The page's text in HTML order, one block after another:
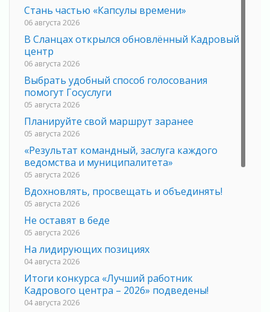
Стань частью «Капсулы времени»
06 августа 2026
В Сланцах открылся обновлённый Кадровый
центр
06 августа 2026
Выбрать удобный способ голосования
помогут Госуслуги
05 августа 2026
Планируйте свой маршрут заранее
05 августа 2026
«Результат командный, заслуга каждого
ведомства и муниципалитета»
05 августа 2026
Вдохновлять, просвещать и объединять!
05 августа 2026
Не оставят в беде
05 августа 2026
На лидирующих позициях
04 августа 2026
Итоги конкурса «Лучший работник
Кадрового центра – 2026» подведены!
04 августа 2026